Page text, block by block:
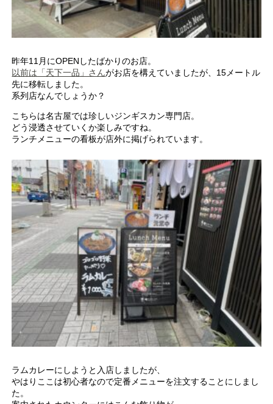
昨年11月にOPENしたばかりのお店。
以前は「天下一品」さんがお店を構えていましたが、15メートル
先に移転しました。
系列店なんでしょうか？
こちらは名古屋では珍しいジンギスカン専門店。
どう浸透させていくか楽しみですね。
ランチメニューの看板が店外に掲げられています。
ラムカレーにしようと入店しましたが、
やはりここは初心者なので定番メニューを注文することにしまし
た。